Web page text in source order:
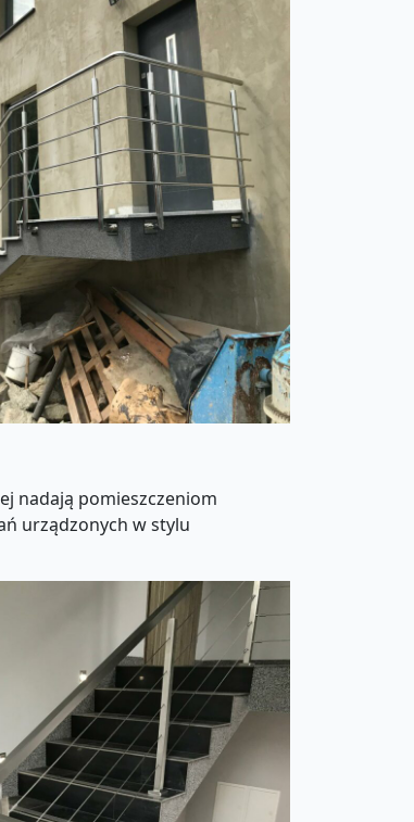
nadają pomieszczeniom
urządzonych w stylu